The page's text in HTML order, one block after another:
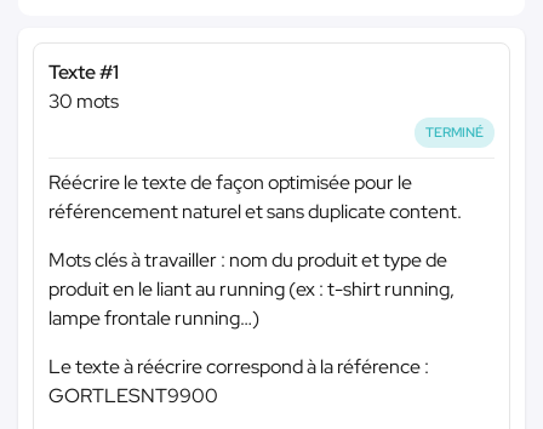
Texte #1
30 mots
TERMINÉ
Réécrire le texte de façon optimisée pour le
référencement naturel et sans duplicate content.
Mots clés à travailler : nom du produit et type de
produit en le liant au running (ex : t-shirt running,
lampe frontale running…)
Le texte à réécrire correspond à la référence :
GORTLESNT9900